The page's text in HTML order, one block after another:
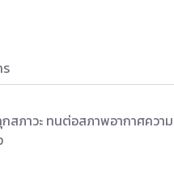
าวะ ทนต่อสภาพอากาศควา